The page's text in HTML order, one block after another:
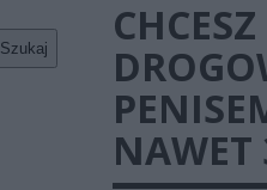
Szukaj
NAWET